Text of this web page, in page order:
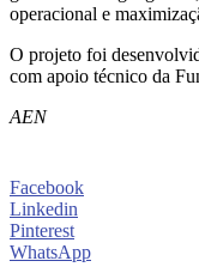
operacional e
O projeto foi
com apoio técnico da
AEN
Facebook
Linkedin
Pinterest
WhatsApp